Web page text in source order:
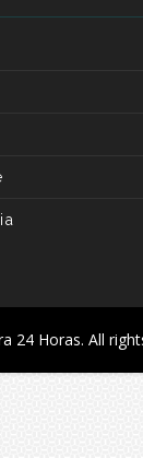
24 Horas. All